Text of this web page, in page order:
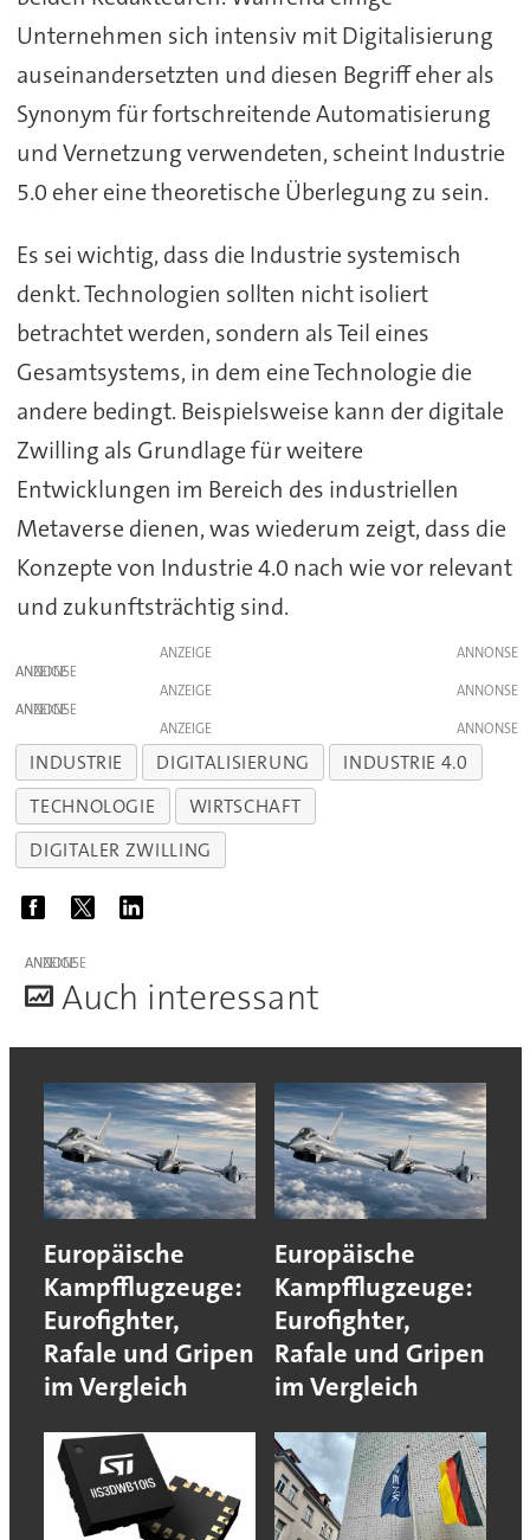
Unternehmen sich intensiv mit Digitalisierung
auseinandersetzten und diesen Begriff eher als
Synonym für fortschreitende Automatisierung
und Vernetzung verwendeten, scheint Industrie
5.0 eher eine theoretische Überlegung zu sein.
Es sei wichtig, dass die Industrie systemisch
denkt. Technologien sollten nicht isoliert
betrachtet werden, sondern als Teil eines
Gesamtsystems, in dem eine Technologie die
andere bedingt. Beispielsweise kann der digitale
Zwilling als Grundlage für weitere
Entwicklungen im Bereich des industriellen
Metaverse dienen, was wiederum zeigt, dass die
Konzepte von Industrie 4.0 nach wie vor relevant
und zukunftsträchtig sind.
ANZEIGE
ANZEIGE
ANZEIGE
ANZEIGE
ANZEIGE
INDUSTRIE DIGITALISIERUNG
INDUSTRIE 4.0
TECHNOLOGIE
WIRTSCHAFT
DIGITALER ZWILLING
ANZEIGE
Auch interessant
Europäische
Kampfflugzeuge:
Eurofighter,
Rafale und Gripen
im Vergleich
Europäische
Kampfflugzeuge:
Eurofighter,
Rafale und Gripen
im Vergleich